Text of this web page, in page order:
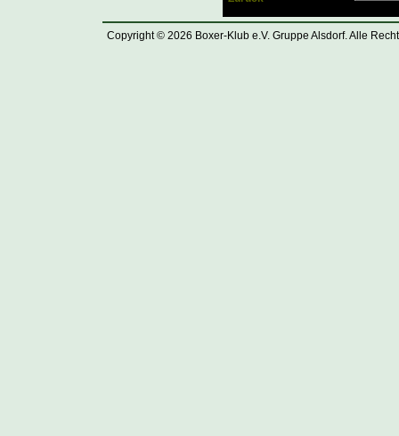
Copyright © 2026 Boxer-Klub e.V. Gruppe Alsdorf. Alle